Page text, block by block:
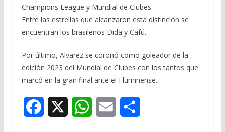
Champions League y Mundial de Clubes.
Entre las estrellas que alcanzaron esta distinción se
encuentran los brasileños Dida y Cafú.
Por último, Alvarez se coronó como goleador de la
edición 2023 del Mundial de Clubes con los tantos que
marcó en la gran final ante el Fluminense.
W